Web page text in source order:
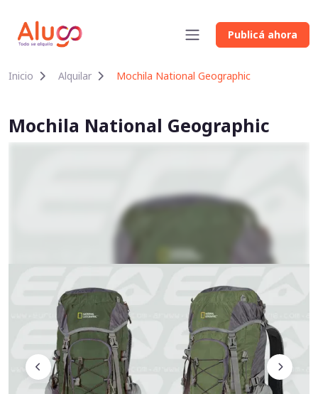
Publicá ahora
Inicio Alquilar Mochila National Geographic
Mochila National Geographic